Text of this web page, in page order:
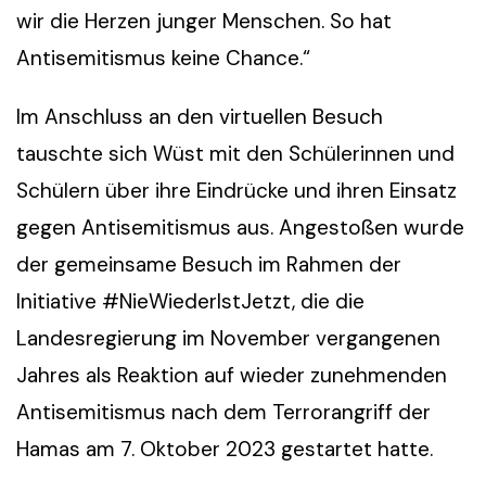
wir die Herzen junger Menschen. So hat
Antisemitismus keine Chance.“
Im Anschluss an den virtuellen Besuch
tauschte sich Wüst mit den Schülerinnen und
Schülern über ihre Eindrücke und ihren Einsatz
gegen Antisemitismus aus. Angestoßen wurde
der gemeinsame Besuch im Rahmen der
Initiative #NieWiederIstJetzt, die die
Landesregierung im November vergangenen
Jahres als Reaktion auf wieder zunehmenden
Antisemitismus nach dem Terrorangriff der
Hamas am 7. Oktober 2023 gestartet hatte.